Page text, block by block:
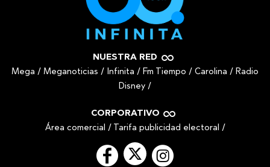
NUESTRA RED
Mega / Meganoticias / Infinita / Fm Tiempo / Carolina / Radio
Disney /
CORPORATIVO
Área comercial / Tarifa publicidad electoral /